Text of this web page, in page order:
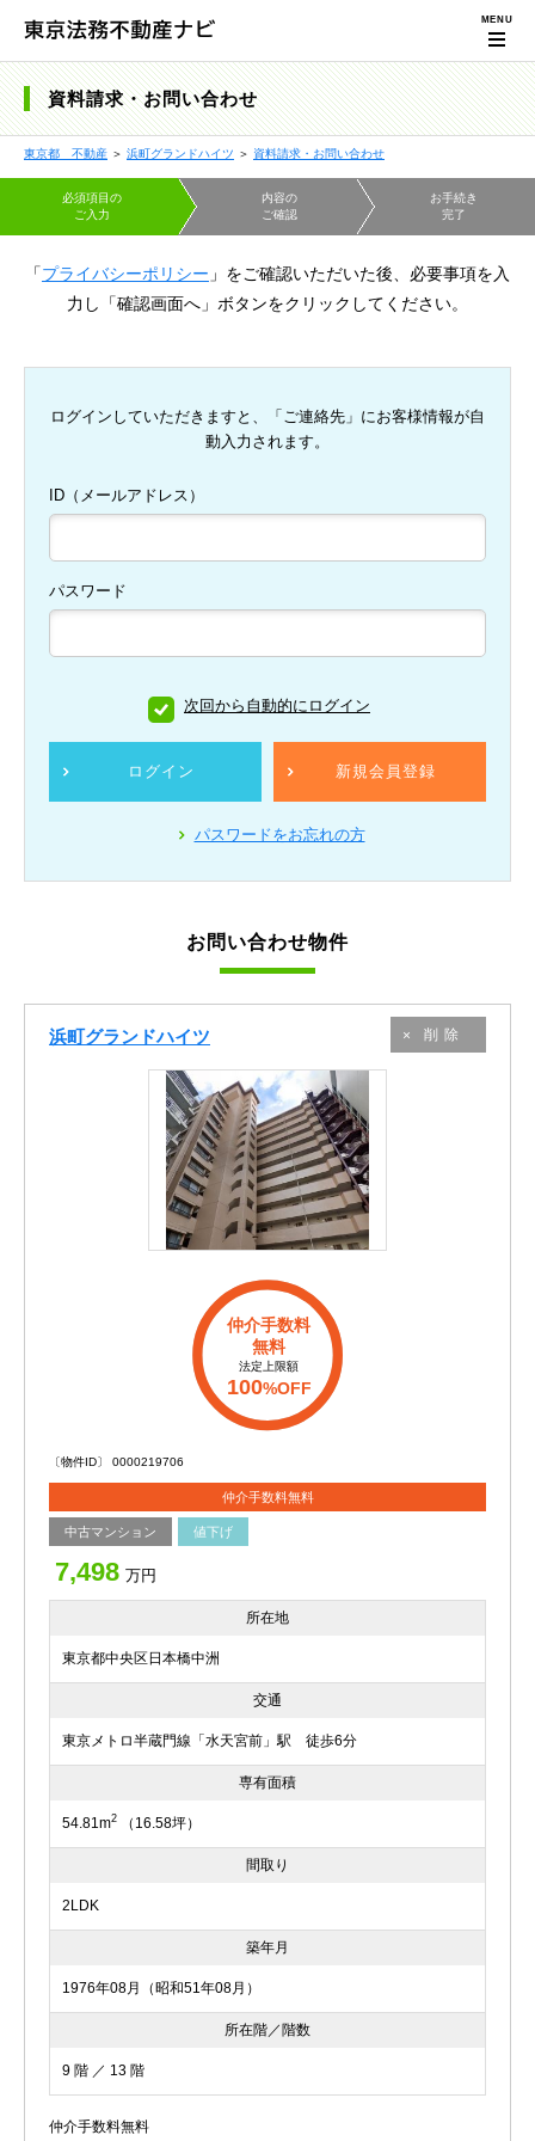
資料請求・お問い合わせ
東京都 不動産 ＞ 浜町グランドハイツ ＞ 資料請求・お問い合わせ
必須項目の
ご入力
内容の
ご確認
お手続き
完了
「プライバシーポリシー 」をご確認いただいた後、必要事項を入
力し「確認画面へ」ボタンをクリックしてください。
ログインしていただきますと、「ご連絡先」にお客様情報が自
動入力されます。
ID（メールアドレス）
パスワード
次回から自動的にログイン
ログイン 新規会員登録
パスワードをお忘れの方
お問い合わせ物件
浜町グランドハイツ 削除
仲介手数料
無料
法定上限額
100%OFF
〔物件ID〕 0000219706
仲介手数料無料
中古マンション 値下げ
7,498 万円
所在地
東京都中央区日本橋中洲
交通
東京メトロ半蔵門線「水天宮前」駅 徒歩6分
専有面積
54.81m2 （16.58坪）
間取り
2LDK
築年月
1976年08月（昭和51年08月）
所在階／階数
9 階 ／ 13 階
仲介手数料無料